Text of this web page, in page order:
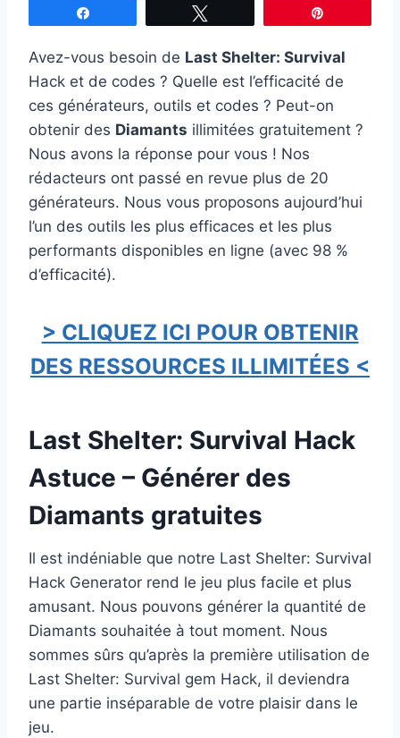
Avez-vous besoin de Last Shelter: Survival
Hack et de codes ? Quelle est l’efficacité de
ces générateurs, outils et codes ? Peut-on
obtenir des Diamants illimitées gratuitement ?
Nous avons la réponse pour vous ! Nos
rédacteurs ont passé en revue plus de 20
générateurs. Nous vous proposons aujourd’hui
l’un des outils les plus efficaces et les plus
performants disponibles en ligne (avec 98 %
d’efficacité).
> CLIQUEZ ICI POUR OBTENIR
DES RESSOURCES ILLIMITÉES <
Last Shelter: Survival Hack
Astuce – Générer des
Diamants gratuites
Il est indéniable que notre Last Shelter: Survival
Hack Generator rend le jeu plus facile et plus
amusant. Nous pouvons générer la quantité de
Diamants souhaitée à tout moment. Nous
sommes sûrs qu’après la première utilisation de
Last Shelter: Survival gem Hack, il deviendra
une partie inséparable de votre plaisir dans le
jeu.